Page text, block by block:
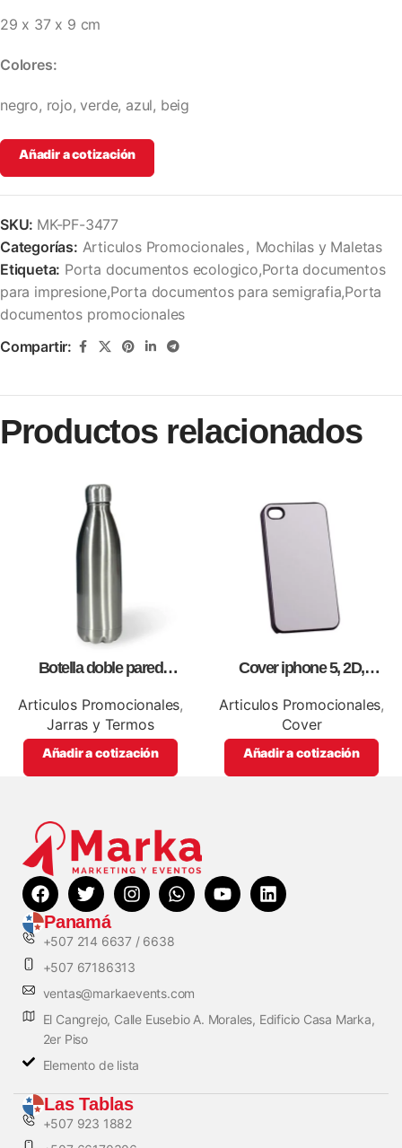
29 x 37 x 9 cm
Colores:
negro, rojo, verde, azul, beig
Añadir a cotización
SKU: MK-PF-3477
Categorías: Articulos Promocionales, Mochilas y Maletas
Etiqueta: Porta documentos ecologico,Porta documentos
para impresione,Porta documentos para semigrafia,Porta
documentos promocionales
Compartir:
Productos relacionados
Botella doble pared
Articulos Promocionales,
Jarras y Termos
Añadir a cotización
Cover iphone 5, 2D,
Articulos Promocionales,
Cover
Añadir a cotización
Panamá
+507 214 6637 / 6638
+507 67186313
ventas@markaevents.com
El Cangrejo, Calle Eusebio A. Morales, Edificio Casa Marka,
2er Piso
Elemento de lista
Las Tablas
+507 923 1882